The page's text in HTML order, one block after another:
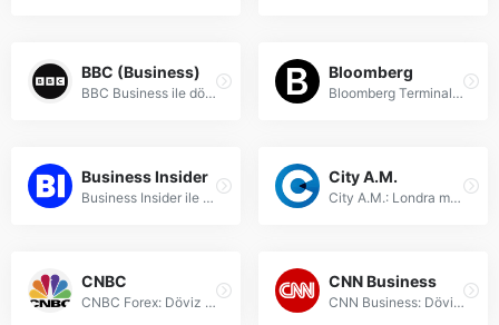
BBC (Business)
BBC Business ile döviz piyasasındaki son gelişmeleri, forex analizlerini ve uzman yorumlarını takip edin. Forex haberleri ve güncel finans bilgileri.
Bloomberg
Bloomberg Terminal ile anlık döviz piyasası haberleri, forex analizleri ve küresel finansal verilere erişin. Uzman yorumlarıyla piyasa trendlerini takip edin.
Business Insider
Business Insider ile döviz piyasasındaki son gelişmeleri, forex analizlerini ve yatırım stratejilerini anında takip edin. Uzman görüşleriyle bilinçli yatırım yapın.
City A.M.
City A.M.: Londra merkezli finans ve forex haberleri, piyasa analizleri ve güncel ekonomik gelişmelerle ilgili kapsamlı bilgiler sunar.
CNBC
CNBC Forex: Döviz piyasalarındaki son haberler, analizler ve küresel finansal trendlerle ilgili güncel bilgiler sunar.
CNN Business
CNN Business: Döviz piyasaları, forex haberleri ve küresel finans trendleri hakkında güncel ve derinlemesine analizler.